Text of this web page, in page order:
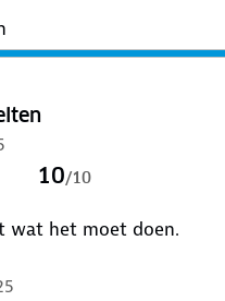
10/10
wat het moet doen.